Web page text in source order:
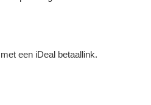
een iDeal betaallink.